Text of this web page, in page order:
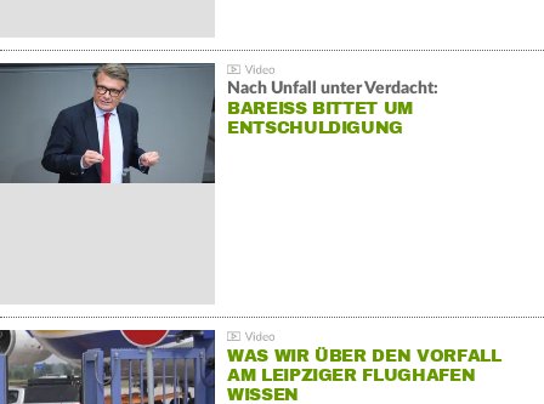
Nach Unfall unter Verdacht:
BAREISS BITTET UM E
NTSCHULDIGUNG
WAS WIR ÜBER DEN VORFALL
AM LEIPZIGER FLUGHAFEN
WISSEN